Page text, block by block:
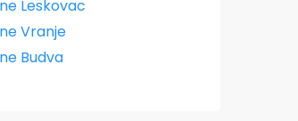
Leskovac
Vranje
Budva